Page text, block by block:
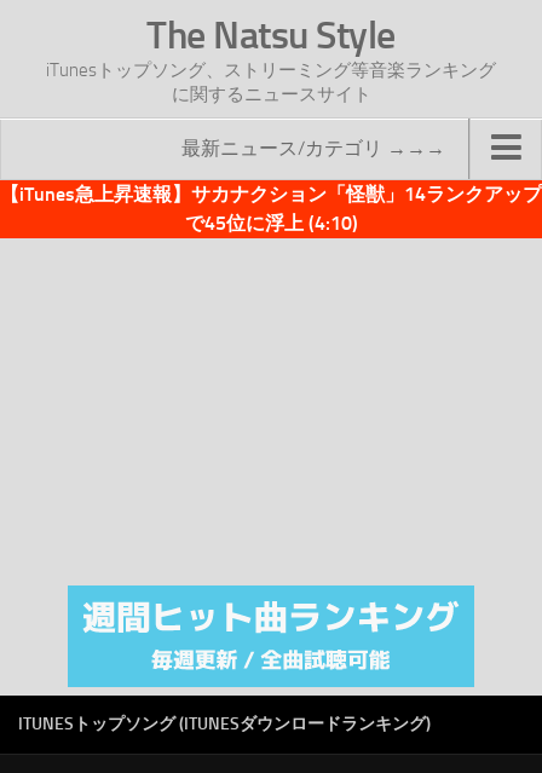
The Natsu Style
iTunesトップソング、ストリーミング等音楽ランキング
に関するニュースサイト
最新ニュース/カテゴリ →→→
TOP
注目カテゴリ
オリジナルiTunes週間トップソング
【iTunes急上昇速報】サカナクション「怪獣」14ランクアップ
で45位に浮上 (4:10)
ITUNESトップソング (ITUNESダウンロードランキング)